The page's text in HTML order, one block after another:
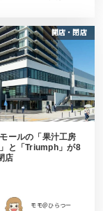
開店・閉店
ールの「果汁工房
と「Triumph」が8
店
モモ＠ひらつー